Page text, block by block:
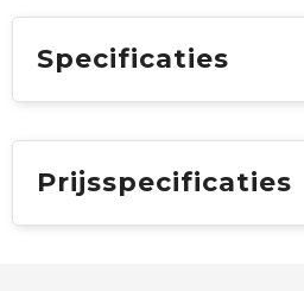
Specificaties
Prijsspecificaties